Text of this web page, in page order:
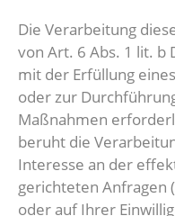
Die Verarbeitung
von Art. 6 Abs. 1 lit. b
mit der Erfüllung
oder zur
Maßnahmen
beruht die
Interesse an der
gerichteten Anfragen
oder auf Ihrer